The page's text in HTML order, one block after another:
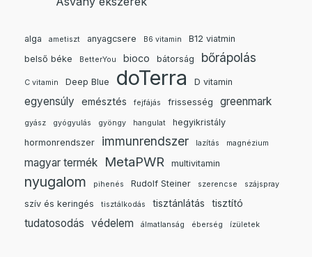
alga ametiszt anyagcsere B6 vitamin
B12 viatmin
belső béke
BetterYou bioco bátorság bőrápolás
C vitamin Deep Blue doTerra D vitamin
egyensúly emésztés fejfájás frissesség greenmark
gyász gyógyulás gyöngy hangulat
hegyikristály
hormonrendszer
immunrendszer lazítás magnézium
magyar termék MetaPWR multivitamin
nyugalom pihenés Rudolf Steiner szerencse szájspray
szív és keringés tisztálkodás tisztánlátás tisztító
tudatosodás védelem álmatlanság éberség ízületek